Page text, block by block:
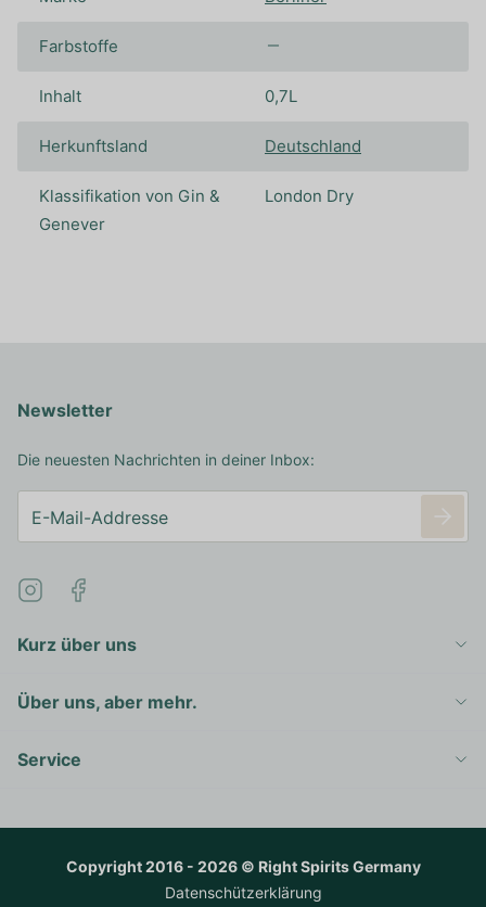
Farbstoffe
Inhalt 0,7L
Herkunftsland Deutschland
Klassifikation von Gin &
Genever
London Dry
Kurz über uns
Über uns, aber mehr.
Service
Newsletter
Die neuesten Nachrichten in deiner Inbox:
Copyright 2016 - 2026 © Right Spirits Germany
Datenschützerklärung